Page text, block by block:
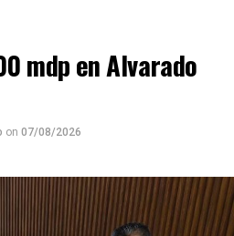
mdp en Alvarado
on 07/08/2026